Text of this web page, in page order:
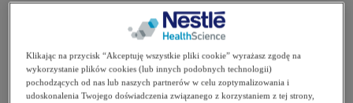
dolegliwości w obrębie jamy ustnej, takie jak ból
podczas przełykania,
podatność na infekcje,
odczuwanie zmęczenia,
Klikając na przycisk “Akceptuję wszystkie pliki cookie” wyrażasz zgodę na
wykorzystanie plików cookies (lub innych podobnych technologii)
pochodzących od nas lub naszych partnerów w celu zoptymalizowania i
udoskonalenia Twojego doświadczenia związanego z korzystaniem z tej strony,